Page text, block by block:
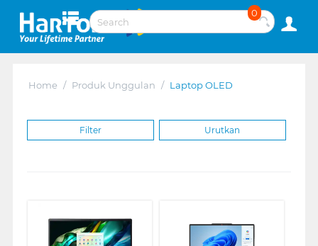
0
Home / Produk Unggulan / Laptop OLED
Filter Urutkan